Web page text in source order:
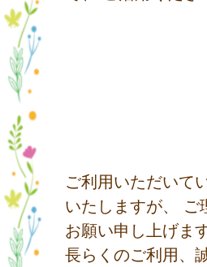
ご利用いただいて
いたしますが、
お願い申し上げます
長らくのご利用、